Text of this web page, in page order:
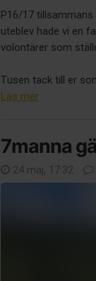
P16/17
uteblev hade vi en
volontärer som
Tusen tack till er
Läs mer
7manna
24 maj, 17:32